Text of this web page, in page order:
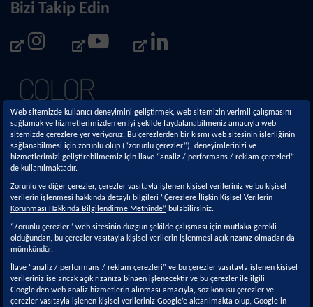
Bizi Takip Edin
Kurumsal
Hakkımızda
Faaliyetlerimiz
Ar-Ge & İnovasyon
Kalite
Kansai Paint Hakkında
Yasal Duyurular
Sürdürülebilirlik
Yaklaşımımız
Politikalar ve İlkeler
Yönetim Sistemleri ve
Belgeler
Web sitemizde kullanıcı deneyimini geliştirmek, web sitemizin verimli çalışmasını
sağlamak ve hizmetlerimizden en iyi şekilde faydalanabilmeniz amacıyla web
sitemizde çerezlere yer veriyoruz. Bu çerezlerden bir kısmı web sitesinin işlerliğinin
sağlanabilmesi için zorunlu olup (“zorunlu çerezler”), deneyimlerinizi ve
hizmetlerimizi geliştirebilmemiz için ilave “analiz / performans / reklam çerezleri”
de kullanılmaktadır.
Zorunlu ve diğer çerezler, çerezler vasıtayla işlenen kişisel verileriniz ve bu kişisel
verilerin işlenmesi hakkında detaylı bilgileri “Çerezlere İlişkin Kişisel Verilerin
Korunması Hakkında Bilgilendirme Metninde” bulabilirsiniz.
“Zorunlu çerezler” web sitesinin düzgün şekilde çalışması için mutlaka gerekli
olduğundan, bu çerezler vasıtayla kişisel verilerin işlenmesi açık rızanız olmadan da
mümkündür.
İlave “analiz / performans / reklam çerezleri” ve bu çerezler vasıtayla işlenen kişisel
verileriniz ise ancak açık rızanıza binaen işlenecektir ve bu çerezler ile ilgili
Google’den web analiz hizmetlerin alınması amacıyla, söz konusu çerezler ve
çerezler vasıtayla işlenen kişisel verileriniz Google’e aktarılmakta olup, Google’in